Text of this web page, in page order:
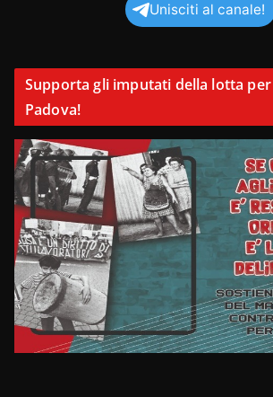
Unisciti al canale!
Supporta gli imputati della lotta per
Padova!